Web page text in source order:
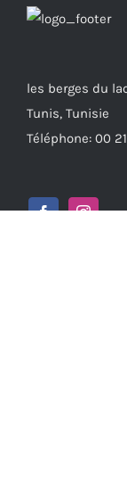
les berges du
Tunis, Tunisie
Téléphone: 00